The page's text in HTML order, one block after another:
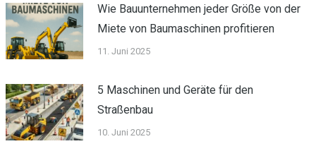
Wie Bauunternehmen jeder Größe von der
Miete von Baumaschinen profitieren
11. Juni 2025
5 Maschinen und Geräte für den
Straßenbau
10. Juni 2025